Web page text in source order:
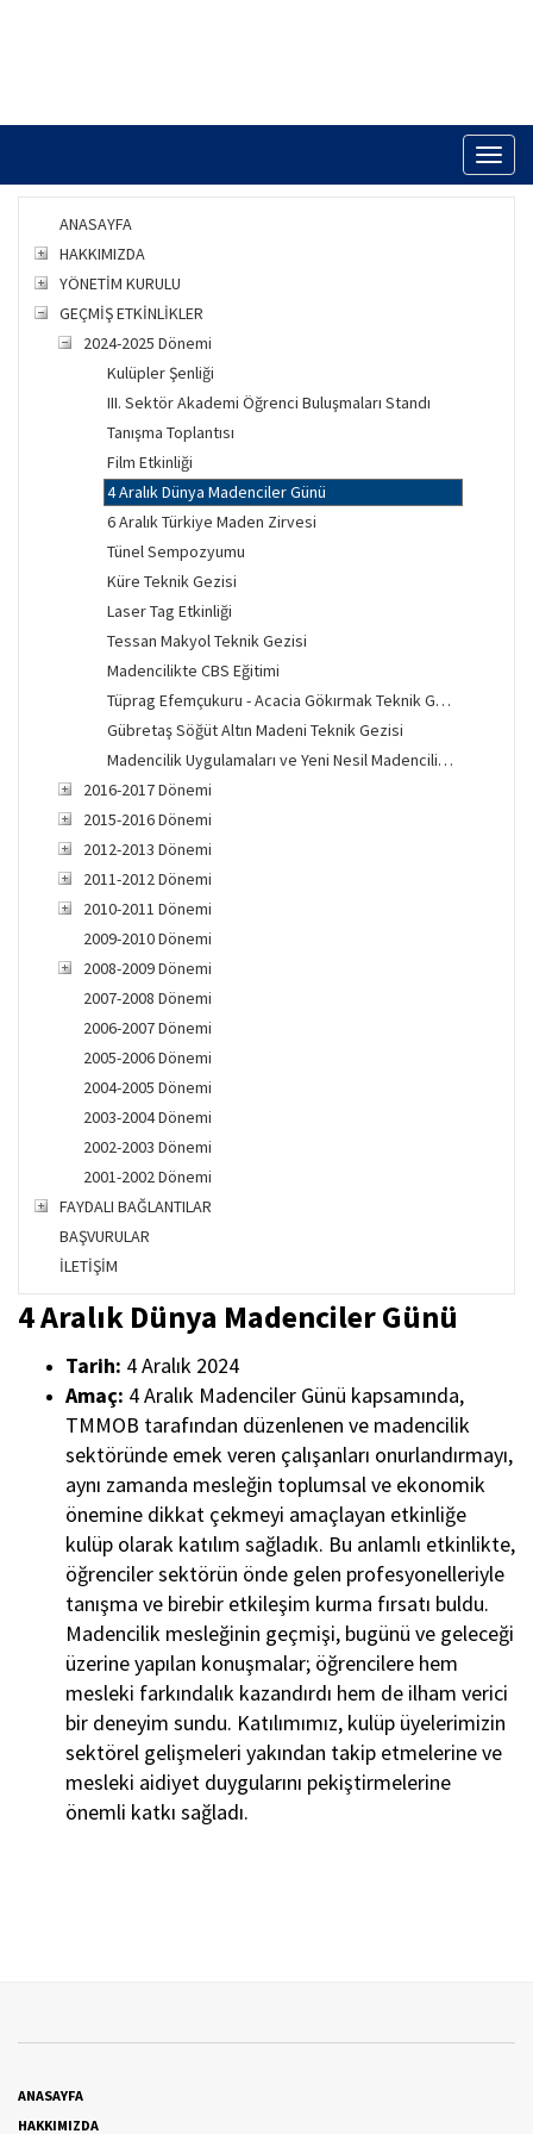
ANASAYFA
HAKKIMIZDA
YÖNETİM KURULU
GEÇMİŞ ETKİNLİKLER
2024-2025 Dönemi
Kulüpler Şenliği
III. Sektör Akademi Öğrenci Buluşmaları Standı
Tanışma Toplantısı
Film Etkinliği
4 Aralık Dünya Madenciler Günü
6 Aralık Türkiye Maden Zirvesi
Tünel Sempozyumu
Küre Teknik Gezisi
Laser Tag Etkinliği
Tessan Makyol Teknik Gezisi
Madencilikte CBS Eğitimi
Tüprag Efemçukuru - Acacia Gökırmak Teknik Gezisi
Gübretaş Söğüt Altın Madeni Teknik Gezisi
Madencilik Uygulamaları ve Yeni Nesil Madencilik Teknolojileri Eğitimi
2016-2017 Dönemi
2015-2016 Dönemi
2012-2013 Dönemi
2011-2012 Dönemi
2010-2011 Dönemi
2009-2010 Dönemi
2008-2009 Dönemi
2007-2008 Dönemi
2006-2007 Dönemi
2005-2006 Dönemi
2004-2005 Dönemi
2003-2004 Dönemi
2002-2003 Dönemi
2001-2002 Dönemi
FAYDALI BAĞLANTILAR
BAŞVURULAR
İLETİŞİM
4 Aralık Dünya Madenciler Günü
Tarih: 4 Aralık 2024
Amaç: 4 Aralık Madenciler Günü kapsamında,
TMMOB tarafından düzenlenen ve madencilik
sektöründe emek veren çalışanları onurlandırmayı,
aynı zamanda mesleğin toplumsal ve ekonomik
önemine dikkat çekmeyi amaçlayan etkinliğe
kulüp olarak katılım sağladık. Bu anlamlı etkinlikte,
öğrenciler sektörün önde gelen profesyonelleriyle
tanışma ve birebir etkileşim kurma fırsatı buldu.
Madencilik mesleğinin geçmişi, bugünü ve geleceği
üzerine yapılan konuşmalar; öğrencilere hem
mesleki farkındalık kazandırdı hem de ilham verici
bir deneyim sundu. Katılımımız, kulüp üyelerimizin
sektörel gelişmeleri yakından takip etmelerine ve
mesleki aidiyet duygularını pekiştirmelerine
önemli katkı sağladı.
ANASAYFA
HAKKIMIZDA